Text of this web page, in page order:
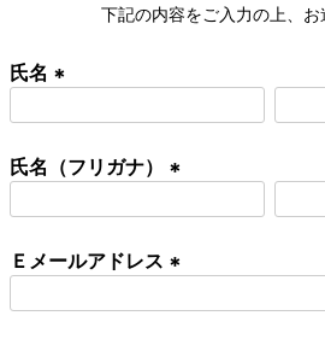
下記の内容をご入力の上、お
氏名
須
氏名（フリガナ）
須
Ｅメールアドレス